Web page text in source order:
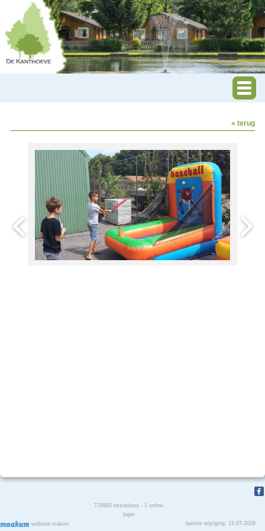
« terug
website maken
778980bezoekers - 1 online
login
laatste wijziging: 21-07-2026